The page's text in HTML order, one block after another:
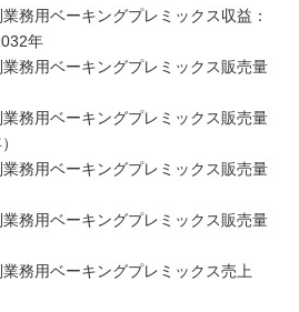
務用ベーキングプレミックス収益：
年
業務用ベーキングプレミックス販売量
業務用ベーキングプレミックス販売量
業務用ベーキングプレミックス販売量
業務用ベーキングプレミックス販売量
務用ベーキングプレミックス売上